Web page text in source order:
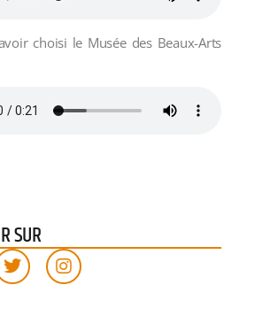
choisi le Musée des Beaux-Arts
SUR